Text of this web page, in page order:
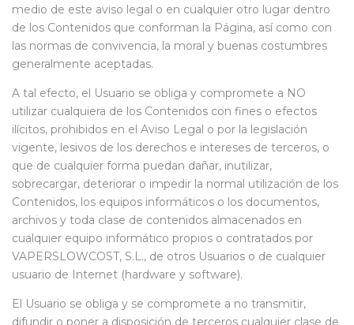
medio de este aviso legal o en cualquier otro lugar dentro
de los Contenidos que conforman la Página, así como con
las normas de convivencia, la moral y buenas costumbres
generalmente aceptadas.
A tal efecto, el Usuario se obliga y compromete a NO
utilizar cualquiera de los Contenidos con fines o efectos
ilícitos, prohibidos en el Aviso Legal o por la legislación
vigente, lesivos de los derechos e intereses de terceros, o
que de cualquier forma puedan dañar, inutilizar,
sobrecargar, deteriorar o impedir la normal utilización de los
Contenidos, los equipos informáticos o los documentos,
archivos y toda clase de contenidos almacenados en
cualquier equipo informático propios o contratados por
VAPERSLOWCOST, S.L., de otros Usuarios o de cualquier
usuario de Internet (hardware y software).
El Usuario se obliga y se compromete a no transmitir,
difundir o poner a disposición de terceros cualquier clase de